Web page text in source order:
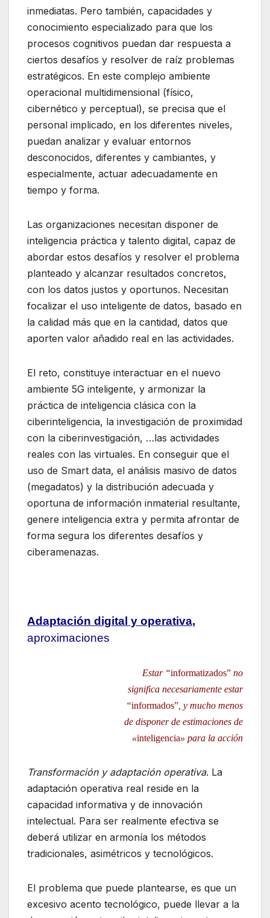
inmediatas. Pero también, capacidades y
conocimiento especializado para que los
procesos cognitivos puedan dar respuesta a
ciertos desafíos y resolver de raíz problemas
estratégicos. En este complejo ambiente
operacional multidimensional (físico,
cibernético y perceptual), se precisa que el
personal implicado, en los diferentes niveles,
puedan analizar y evaluar entornos
desconocidos, diferentes y cambiantes, y
especialmente, actuar adecuadamente en
tiempo y forma.
Las organizaciones necesitan disponer de
inteligencia práctica y talento digital, capaz de
abordar estos desafíos y resolver el problema
planteado y alcanzar resultados concretos,
con los datos justos y oportunos. Necesitan
focalizar el uso inteligente de datos, basado en
la calidad más que en la cantidad, datos que
aporten valor añadido real en las actividades.
El reto, constituye interactuar en el nuevo
ambiente 5G inteligente, y armonizar la
práctica de inteligencia clásica con la
ciberinteligencia, la investigación de proximidad
con la ciberinvestigación, …las actividades
reales con las virtuales. En conseguir que el
uso de Smart data, el análisis masivo de datos
(megadatos) y la distribución adecuada y
oportuna de información inmaterial resultante,
genere inteligencia extra y permita afrontar de
forma segura los diferentes desafíos y
ciberamenazas.
Adaptación digital y operativa,
aproximaciones
Estar “informatizados” no
significa necesariamente estar
“informados” , y mucho menos
de disponer de estimaciones de
«inteligencia» para la acción
Transformación y adaptación operativa. La
adaptación operativa real reside en la
capacidad informativa y de innovación
intelectual. Para ser realmente efectiva se
deberá utilizar en armonía los métodos
tradicionales, asimétricos y tecnológicos.
El problema que puede plantearse, es que un
excesivo acento tecnológico, puede llevar a la